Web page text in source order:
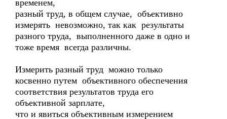
временем,
разный труд, в общем случае, объективно
измерять невозможно, так как результаты
разного труда, выполненного даже в одно и
тоже время всегда различны.
Измерить разный труд можно только
косвенно путем объективного обеспечения
соответствия результатов труда его
объективной зарплате,
что и явиться объективным измерением